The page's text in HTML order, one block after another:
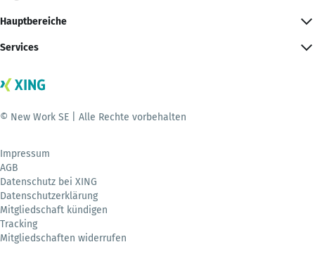
Hauptbereiche
Services
© New Work SE | Alle Rechte vorbehalten
Impressum
AGB
Datenschutz bei XING
Datenschutzerklärung
Mitgliedschaft kündigen
Tracking
Mitgliedschaften widerrufen